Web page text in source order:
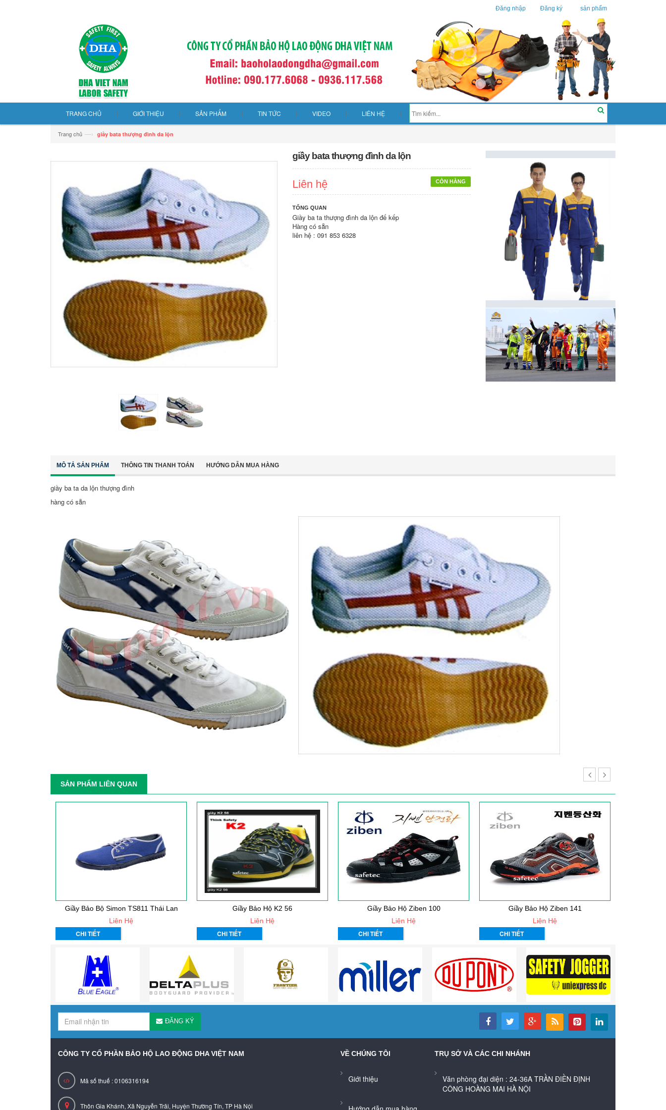
Đăng nhập Đăng ký sản phẩm
TRANG CHỦ GIỚI THIỆU SẢN PHẨM TIN TỨC VIDEO LIÊN HỆ
Trang chủ —› giầy bata thượng đình da lộn
giầy bata thượng đình da lộn
CÒN HÀNG
Liên hệ
TỔNG QUAN
Giầy ba ta thượng đình da lộn đế kếp
Hàng có sẵn
liên hệ : 091 853 6328
MÔ TẢ SẢN PHẨM THÔNG TIN THANH TOÁN HƯỚNG DẪN MUA HÀNG
giầy ba ta da lộn thượng đình
hàng có sẵn
SẢN PHẨM LIÊN QUAN
Giầy Bảo Bộ Simon TS811 Thái Lan
Liên Hệ
CHI TIẾT
Giầy Bảo Hộ K2 56
Liên Hệ
CHI TIẾT
Giầy Bảo Hộ Ziben 100
Liên Hệ
CHI TIẾT
Giầy Bảo Hộ Ziben 141
Liên Hệ
CHI TIẾT
ĐĂNG KÝ
CÔNG TY CỔ PHẦN BẢO HỘ LAO ĐỘNG DHA VIỆT NAM
Mã số thuế : 0106316194
Thôn Gia Khánh, Xã Nguyễn Trãi, Huyện Thường Tín, TP Hà Nội
VỀ CHÚNG TÔI
Giới thiệu
TRỤ SỞ VÀ CÁC CHI NHÁNH
Văn phòng đại diện : 24-36A TRẦN ĐIỀN ĐỊNH
CÔNG HOÀNG MAI HÀ NỘI